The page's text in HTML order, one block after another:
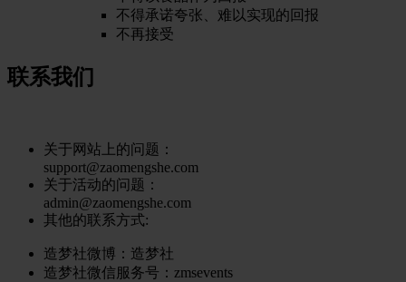
不得承诺夸张、难以实现的回报
不再接受
联系我们
关于网站上的问题：
support@zaomengshe.com
关于活动的问题：
admin@zaomengshe.com
其他的联系方式:
造梦社微博： 造梦社
造梦社微信服务号 ：zmsevents